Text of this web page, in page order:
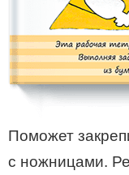
Поможет
с ножницами.